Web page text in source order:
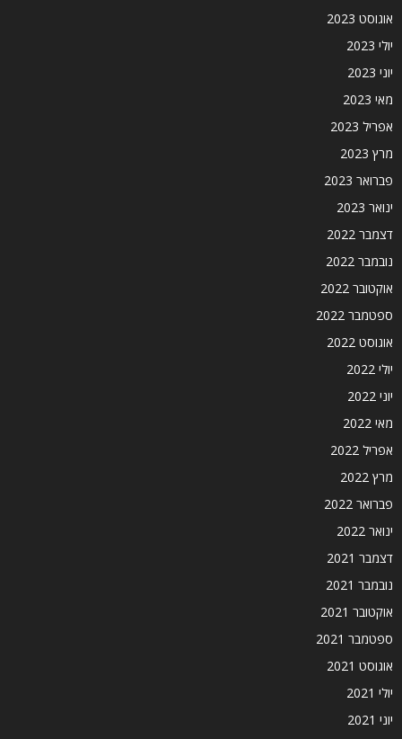
אוגוסט 2023
יולי 2023
יוני 2023
מאי 2023
אפריל 2023
מרץ 2023
פברואר 2023
ינואר 2023
דצמבר 2022
נובמבר 2022
אוקטובר 2022
ספטמבר 2022
אוגוסט 2022
יולי 2022
יוני 2022
מאי 2022
אפריל 2022
מרץ 2022
פברואר 2022
ינואר 2022
דצמבר 2021
נובמבר 2021
אוקטובר 2021
ספטמבר 2021
אוגוסט 2021
יולי 2021
יוני 2021